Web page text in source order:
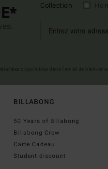
Collection
BILLABONG
50 Years of Billabong
Billabong Crew
Carte Cadeau
Student discount